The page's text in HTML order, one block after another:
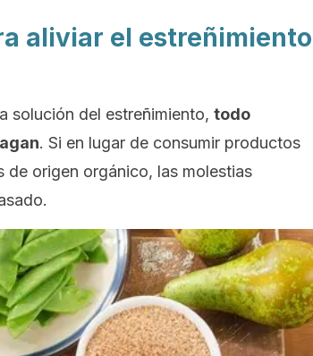
aliviar el estreñimiento
solución del estreñimiento, todo
. Si en lugar de consumir productos
de origen orgánico, las molestias